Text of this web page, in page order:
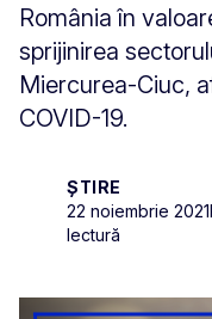
România în
sprijinirea
Miercurea-Ciuc,
COVID-19.
ȘTIRE
22 noiembrie 2021
lectură